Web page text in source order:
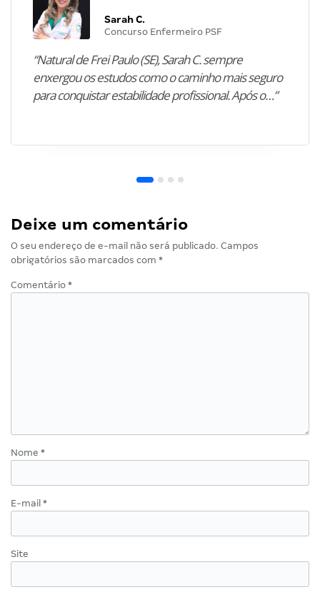
Sarah C.
Concurso Enfermeiro PSF
“Natural de Frei Paulo (SE), Sarah C. sempre
enxergou os estudos como o caminho mais seguro
para conquistar estabilidade profissional. Após o…”
Deixe um comentário
O seu endereço de e-mail não será publicado. Campos
obrigatórios são marcados com *
Comentário *
Nome *
E-mail *
Site